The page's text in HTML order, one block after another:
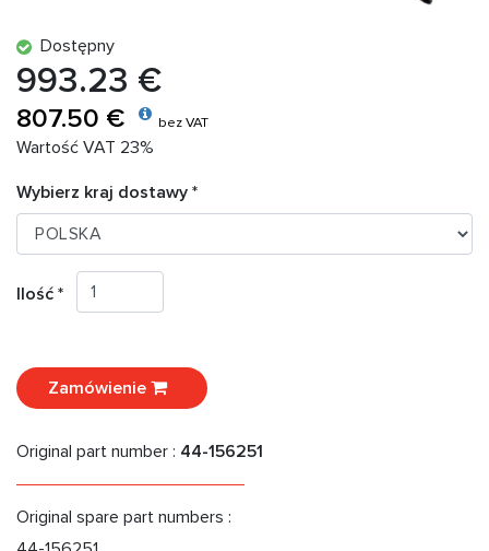
Dostępny
993.23 €
807.50 € bez VAT
Wartość VAT 23%
Wybierz kraj dostawy *
Ilość *
Zamówienie
Original part number : 44-156251
Original spare part numbers :